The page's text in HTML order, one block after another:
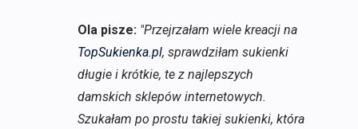
Ola pisze: "Przejrzałam wiele kreacji na
TopSukienka.pl, sprawdziłam sukienki
długie i krótkie, te z najlepszych
damskich sklepów internetowych.
Szukałam po prostu takiej sukienki, która